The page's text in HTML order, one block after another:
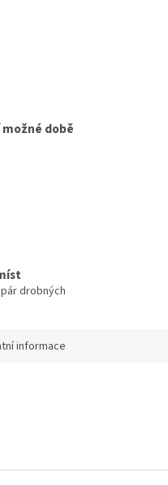
době
drobných
informace